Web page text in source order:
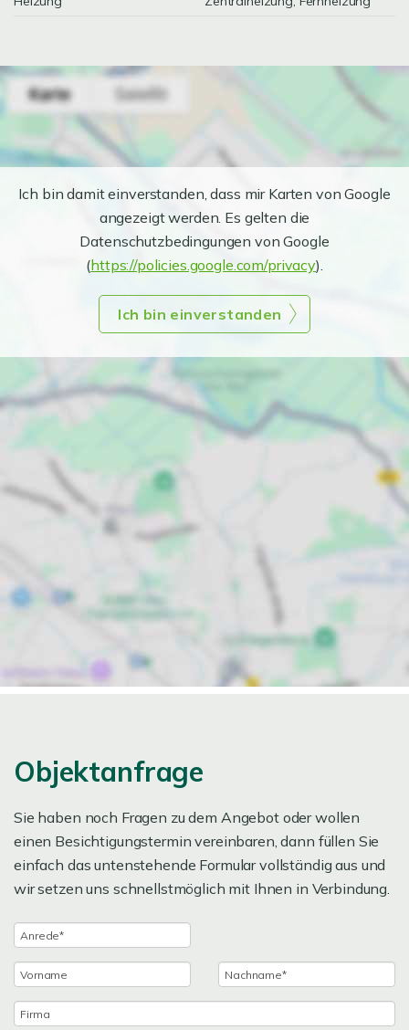
Ich bin damit einverstanden, dass mir Karten von Google
angezeigt werden. Es gelten die
Datenschutzbedingungen von Google
(https://policies.google.com/privacy).
Ich bin einverstanden
Objektanfrage
Sie haben noch Fragen zu dem Angebot oder wollen
einen Besichtigungstermin vereinbaren, dann füllen Sie
einfach das untenstehende Formular vollständig aus und
wir setzen uns schnellstmöglich mit Ihnen in Verbindung.